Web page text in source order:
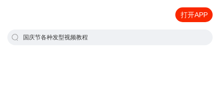
打开APP
国庆节各种发型视频教程